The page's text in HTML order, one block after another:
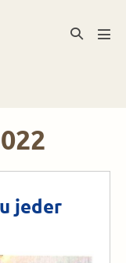
Suche-
jeder